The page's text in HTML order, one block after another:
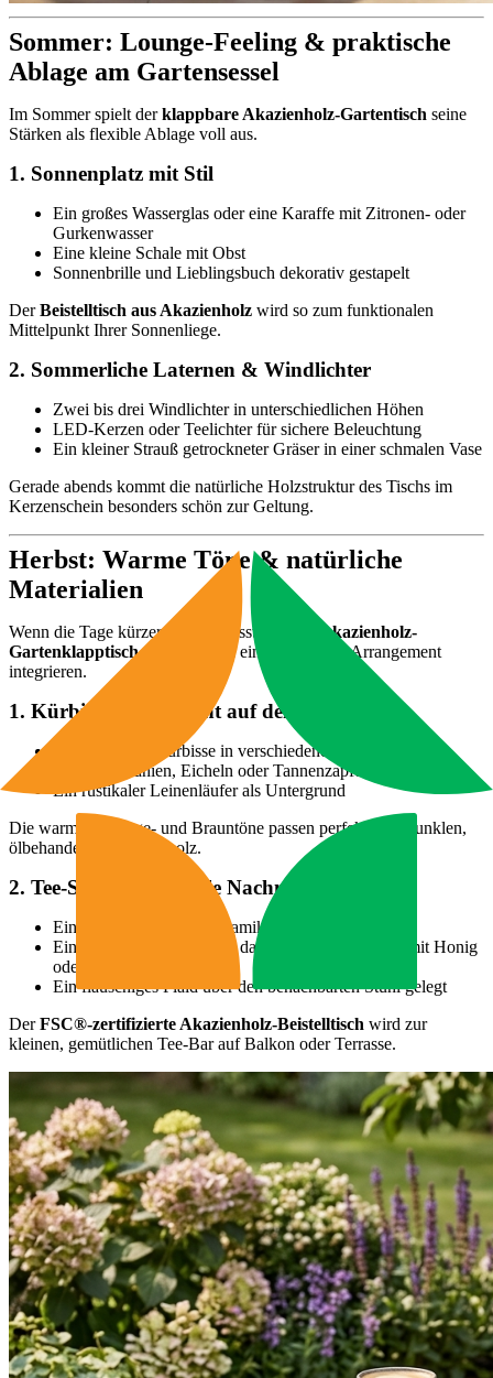
Sommer: Lounge-Feeling & praktische
Ablage am Gartensessel
Im Sommer spielt derklappbare Akazienholz-Gartentisch seine
Stärken als flexible Ablage voll aus.
1. Sonnenplatz mit Stil
Ein großes Wasserglas oder eine Karaffe mit Zitronen- oder
Gurkenwasser
Eine kleine Schale mit Obst
Sonnenbrille und Lieblingsbuch dekorativ gestapelt
DerBeistelltisch aus Akazienholz wird so zum funktionalen
Mittelpunkt Ihrer Sonnenliege.
2. Sommerliche Laternen & Windlichter
Zwei bis drei Windlichter in unterschiedlichen Höhen
LED-Kerzen oder Teelichter für sichere Beleuchtung
Ein kleiner Strauß getrockneter Gräser in einer schmalen Vase
Gerade abends kommt die natürliche Holzstruktur des Tischs im
Kerzenschein besonders schön zur Geltung.
Herbst: Warme Töne & natürliche
Materialien
Wenn die Tage kürzer werden, lässt sich der
Akazienholz-
Gartenklapptischwunderbar in ein herbstliches Arrangement
integrieren.
1. Kürbis-Arrangement auf dem Beistelltisch
2–3 kleine Zierkürbisse in verschiedenen Formen
Einige Kastanien, Eicheln oder Tannenzapfen locker verteilt
Ein rustikaler Leinenläufer als Untergrund
Die warmen Orange- und Brauntöne passen perfekt zum dunklen,
ölbehandelten Akazienholz.
2. Tee-Station für kühle Nachmittage
Eine Gusseisen- oder Keramik-Teekanne
Eine Tasse auf Unterteller, dazu eine kleine Schale mit Honig
oder Zucker
Ein flauschiges Plaid über den benachbarten Stuhl gelegt
DerFSC®-zertifizierte Akazienholz-Beistelltisch wird zur
kleinen, gemütlichen Tee-Bar auf Balkon oder Terrasse.